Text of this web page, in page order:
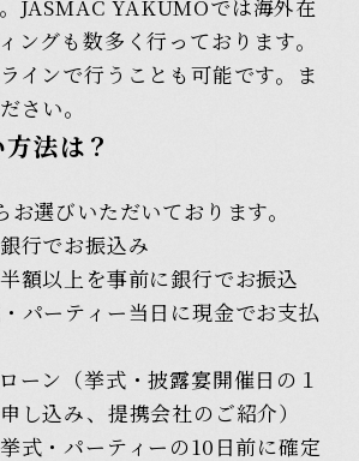
JASMAC YAKUMOでは海外在
ングも数多く行っております。
インで行うことも可能です。ま
さい。
法は？
選びいただいております。
行でお振込み
額以上を事前に銀行でお振込
パーティー当日に現金でお支払
ーン（挙式・披露宴開催日の１
し込み、提携会社のご紹介）
式・パーティーの10日前に確定